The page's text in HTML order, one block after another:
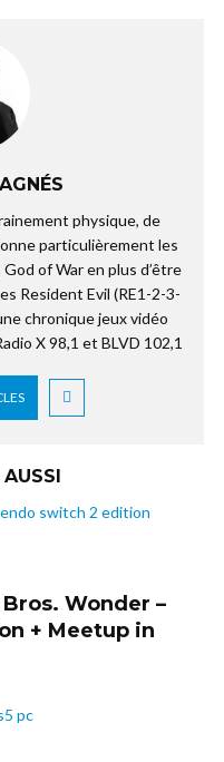
physique, de
particulièrement les
of War en plus d’être
Resident Evil (RE1-2-3-
chronique jeux vidéo
X 98,1 et BLVD 102,1
Wonder –
+ Meetup in